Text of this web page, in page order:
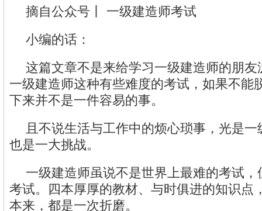
摘自公众号丨 一级建造师考试
小编的话：
这篇文章不是来给学习一级建造师的朋
一级建造师这种有些难度的考试，如果不能
下来并不是一件容易的事。
且不说生活与工作中的烦心琐事，光是
也是一大挑战。
一级建造师虽说不是世界上最难的考试
考试。四本厚厚的教材、与时俱进的知识点
本来，都是一次折磨。